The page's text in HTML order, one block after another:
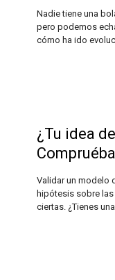
Nadie tiene una
pero podemos
cómo ha ido
¿Tu idea
Validar un modelo
hipótesis sobre
ciertas. ¿Tienes